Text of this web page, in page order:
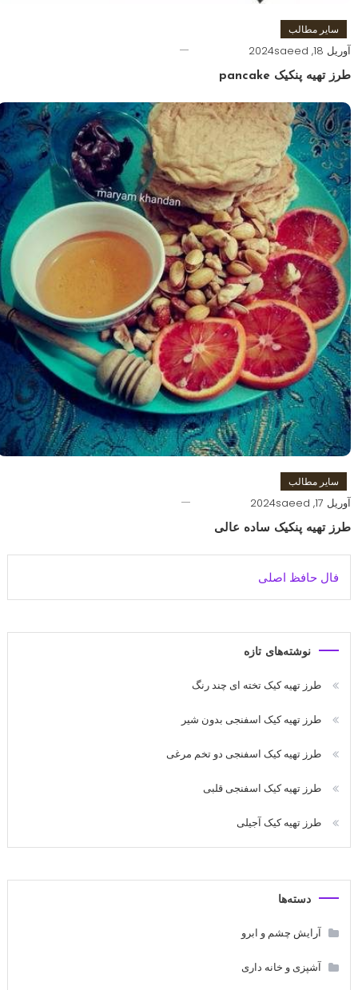
سایر مطالب
آوریل 18, 2024 saeed
طرز تهیه پنکیک pancake
سایر مطالب
آوریل 17, 2024 saeed
طرز تهیه پنکیک ساده عالی
فال حافظ اصلی
نوشته‌های تازه
طرز تهیه کیک تخته ای چند رنگ
طرز تهیه کیک اسفنجی بدون شیر
طرز تهیه کیک اسفنجی دو تخم مرغی
طرز تهیه کیک اسفنجی قلبی
طرز تهیه کیک آجیلی
دسته‌ها
آرایش چشم و ابرو
آشپزی و خانه داری